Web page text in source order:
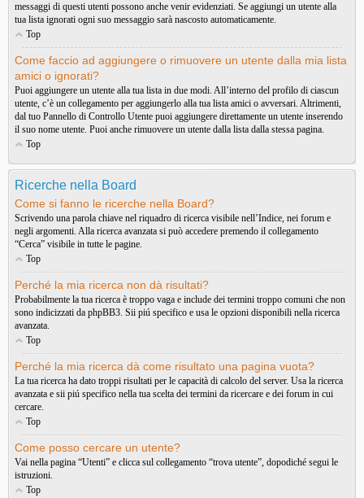
messaggi di questi utenti possono anche venir evidenziati. Se aggiungi un utente alla
tua lista ignorati ogni suo messaggio sarà nascosto automaticamente.
Top
Come faccio ad aggiungere o rimuovere un utente dalla mia lista
amici o ignorati?
Puoi aggiungere un utente alla tua lista in due modi. All’interno del profilo di ciascun
utente, c’è un collegamento per aggiungerlo alla tua lista amici o avversari. Altrimenti,
dal tuo Pannello di Controllo Utente puoi aggiungere direttamente un utente inserendo
il suo nome utente. Puoi anche rimuovere un utente dalla lista dalla stessa pagina.
Top
Ricerche nella Board
Come si fanno le ricerche nella Board?
Scrivendo una parola chiave nel riquadro di ricerca visibile nell’Indice, nei forum e
negli argomenti. Alla ricerca avanzata si può accedere premendo il collegamento
“Cerca” visibile in tutte le pagine.
Top
Perché la mia ricerca non dà risultati?
Probabilmente la tua ricerca è troppo vaga e include dei termini troppo comuni che non
sono indicizzati da phpBB3. Sii piú specifico e usa le opzioni disponibili nella ricerca
avanzata.
Top
Perché la mia ricerca dà come risultato una pagina vuota?
La tua ricerca ha dato troppi risultati per le capacità di calcolo del server. Usa la ricerca
avanzata e sii piú specifico nella tua scelta dei termini da ricercare e dei forum in cui
cercare.
Top
Come posso cercare un utente?
Vai nella pagina “Utenti” e clicca sul collegamento “trova utente”, dopodiché segui le
istruzioni.
Top